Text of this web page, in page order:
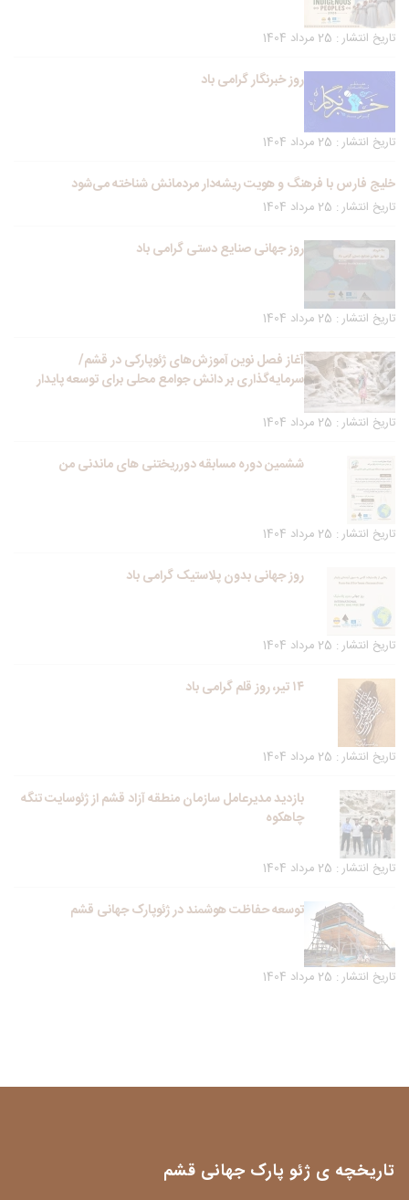
تاریخ انتشار : 25 مرداد 1404
روز خبرنگار گرامی باد
تاریخ انتشار : 25 مرداد 1404
خلیج فارس با فرهنگ و هویت ریشه‌دار مردمانش شناخته می‌شود
تاریخ انتشار : 25 مرداد 1404
روز جهانی صنایع دستی گرامی باد
تاریخ انتشار : 25 مرداد 1404
آغاز فصل نوین آموزش‌های ژئوپارکی در قشم/
سرمایه‌گذاری بر دانش جوامع محلی برای توسعه پایدار
تاریخ انتشار : 25 مرداد 1404
ششمین دوره مسابقه دورریختنی های ماندنی من
تاریخ انتشار : 25 مرداد 1404
روز جهانی بدون پلاستیک گرامی باد
تاریخ انتشار : 25 مرداد 1404
۱۴ تیر، روز قلم گرامی باد
تاریخ انتشار : 25 مرداد 1404
بازدید مدیرعامل سازمان منطقه آزاد قشم از ژئوسایت تنگه
چاهکوه
تاریخ انتشار : 25 مرداد 1404
توسعه حفاظت هوشمند در ژئوپارک جهانی قشم
تاریخ انتشار : 25 مرداد 1404
تاریخچه ی ژئو پارک جهانی قشم